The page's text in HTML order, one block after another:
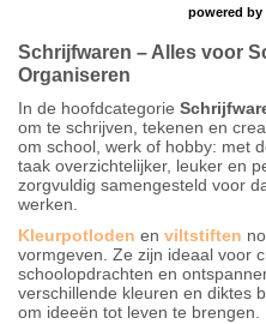
powered by
Schrijfwaren – Alles voor
Organiseren
In de hoofdcategorie
om te schrijven, tekenen en
om school, werk of hobby: met
taak overzichtelijker, leuker en
zorgvuldig samengesteld voor
werken.
Kleurpotloden en viltstiften
vormgeven. Ze zijn ideaal voor
schoolopdrachten en
verschillende kleuren en diktes
om ideeën tot leven te brengen.